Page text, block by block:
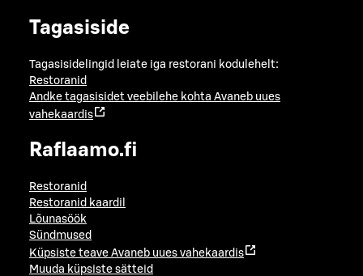
Tagasiside
Tagasisidelingid leiate iga restorani kodulehelt:
Restoranid
Andke tagasisidet veebilehe kohta Avaneb uues
vahekaardis
Raflaamo.fi
Restoranid
Restoranid kaardil
Lõunasöök
Sündmused
Küpsiste teave Avaneb uues vahekaardis
Muuda küpsiste sätteid